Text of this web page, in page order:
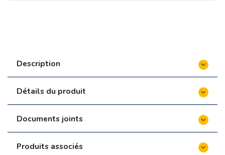
Description
Détails du produit
Documents joints
Produits associés